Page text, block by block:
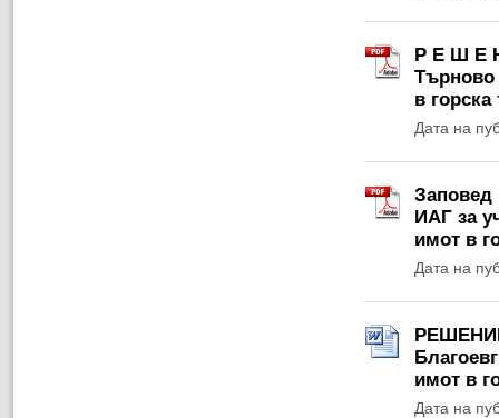
Р Е Ш Е
Търново
в горска
Дата на
Заповед
ИАГ за
имот в
Дата на
РЕШЕНИЕ
имот в
Дата на